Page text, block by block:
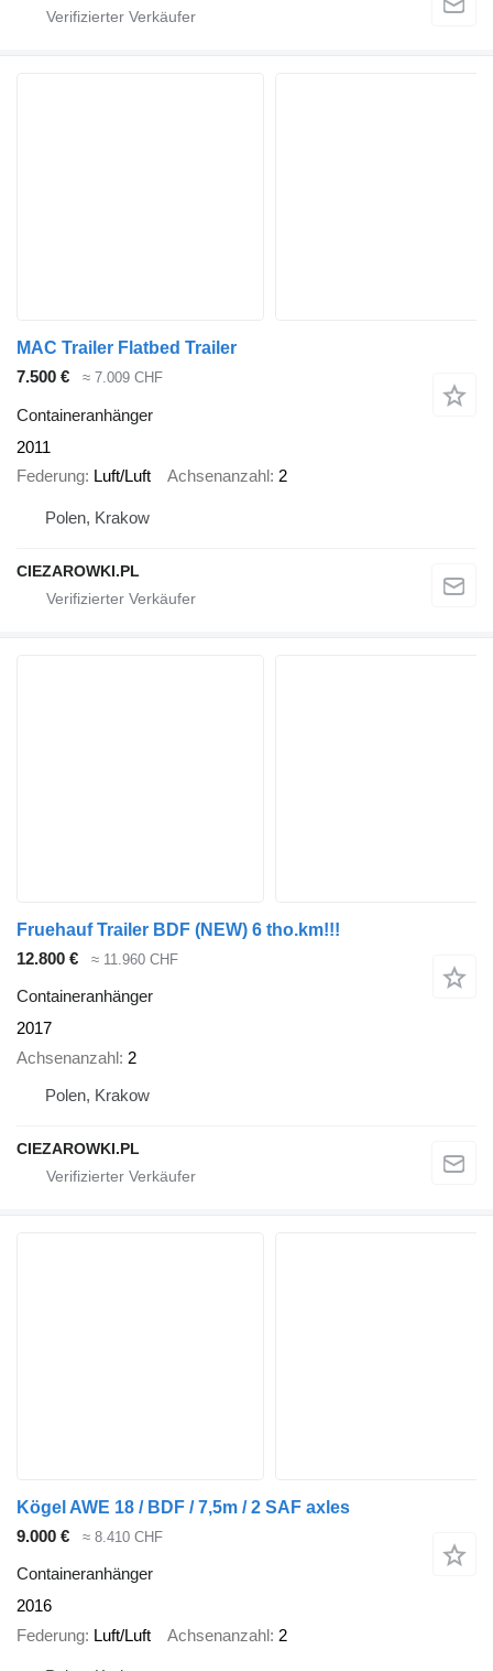
MAC Trailer Flatbed Trailer
7.500 €
≈ 7.009 CHF
Containeranhänger
2011
Federung Luft/Luft Achsenanzahl 2
Polen, Krakow
CIEZAROWKI.PL
Fruehauf Trailer BDF (NEW) 6 tho.km!!!
12.800 €
≈ 11.960 CHF
Containeranhänger
2017
Achsenanzahl 2
Polen, Krakow
CIEZAROWKI.PL
Kögel AWE 18 / BDF / 7,5m / 2 SAF axles
9.000 €
≈ 8.410 CHF
Containeranhänger
2016
Federung Luft/Luft Achsenanzahl 2